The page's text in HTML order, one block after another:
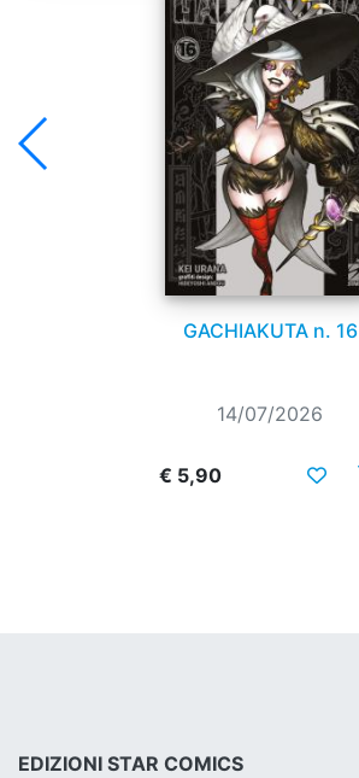
GACHIAKUTA n. 16
14/07/2026
€ 5,90
EDIZIONI STAR COMICS